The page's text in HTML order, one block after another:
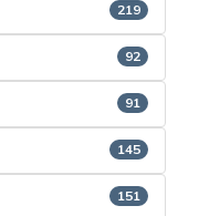
219
92
91
145
151